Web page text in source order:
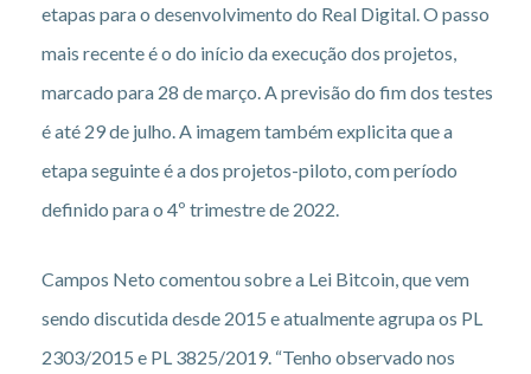
etapas para o desenvolvimento do Real Digital. O passo
mais recente é o do início da execução dos projetos,
marcado para 28 de março. A previsão do fim dos testes
é até 29 de julho. A imagem também explicita que a
etapa seguinte é a dos projetos-piloto, com período
definido para o 4º trimestre de 2022.
Campos Neto comentou sobre a Lei Bitcoin, que vem
sendo discutida desde 2015 e atualmente agrupa os PL
2303/2015 e PL 3825/2019. “Tenho observado nos